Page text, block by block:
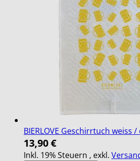
BIERLOVE Geschirrtuch weiss
13,90 €
Inkl. 19% Steuern , exkl.